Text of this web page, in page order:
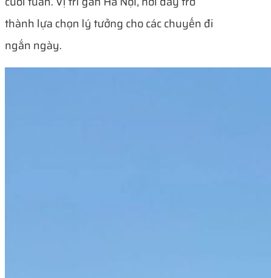
thành lựa chọn lý tưởng cho các chuyến đi
ngắn ngày.